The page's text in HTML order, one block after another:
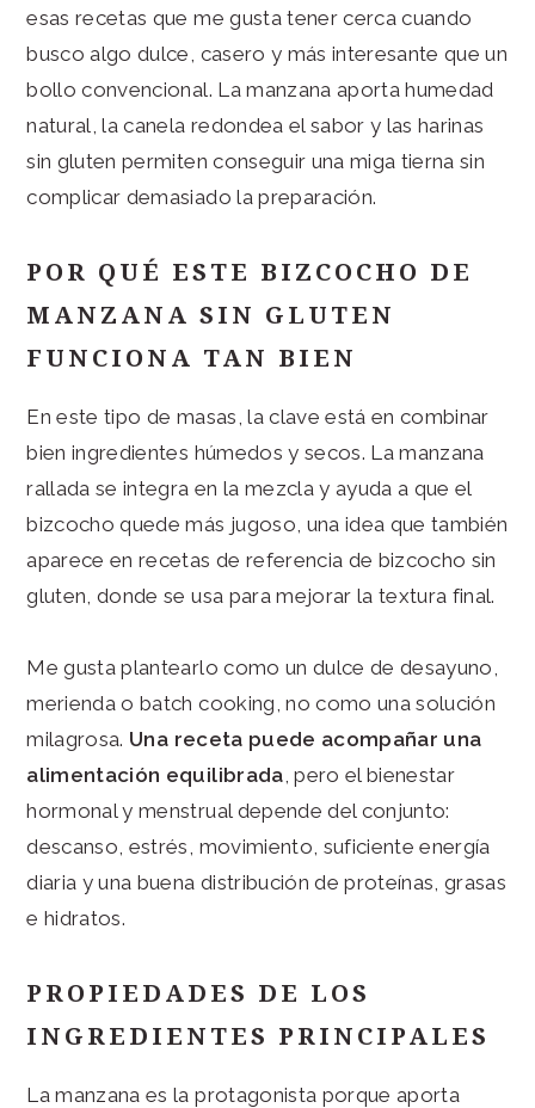
esas recetas que me gusta tener cerca cuando
busco algo dulce, casero y más interesante que un
bollo convencional. La manzana aporta humedad
natural, la canela redondea el sabor y las harinas
sin gluten permiten conseguir una miga tierna sin
complicar demasiado la preparación.
POR QUÉ ESTE BIZCOCHO DE
MANZANA SIN GLUTEN
FUNCIONA TAN BIEN
En este tipo de masas, la clave está en combinar
bien ingredientes húmedos y secos. La manzana
rallada se integra en la mezcla y ayuda a que el
bizcocho quede más jugoso, una idea que también
aparece en recetas de referencia de bizcocho sin
gluten, donde se usa para mejorar la textura final.
Me gusta plantearlo como un dulce de desayuno,
merienda o batch cooking, no como una solución
milagrosa. Una receta puede acompañar una
alimentación equilibrada , pero el bienestar
hormonal y menstrual depende del conjunto:
descanso, estrés, movimiento, suficiente energía
diaria y una buena distribución de proteínas, grasas
e hidratos.
PROPIEDADES DE LOS
INGREDIENTES PRINCIPALES
La manzana es la protagonista porque aporta